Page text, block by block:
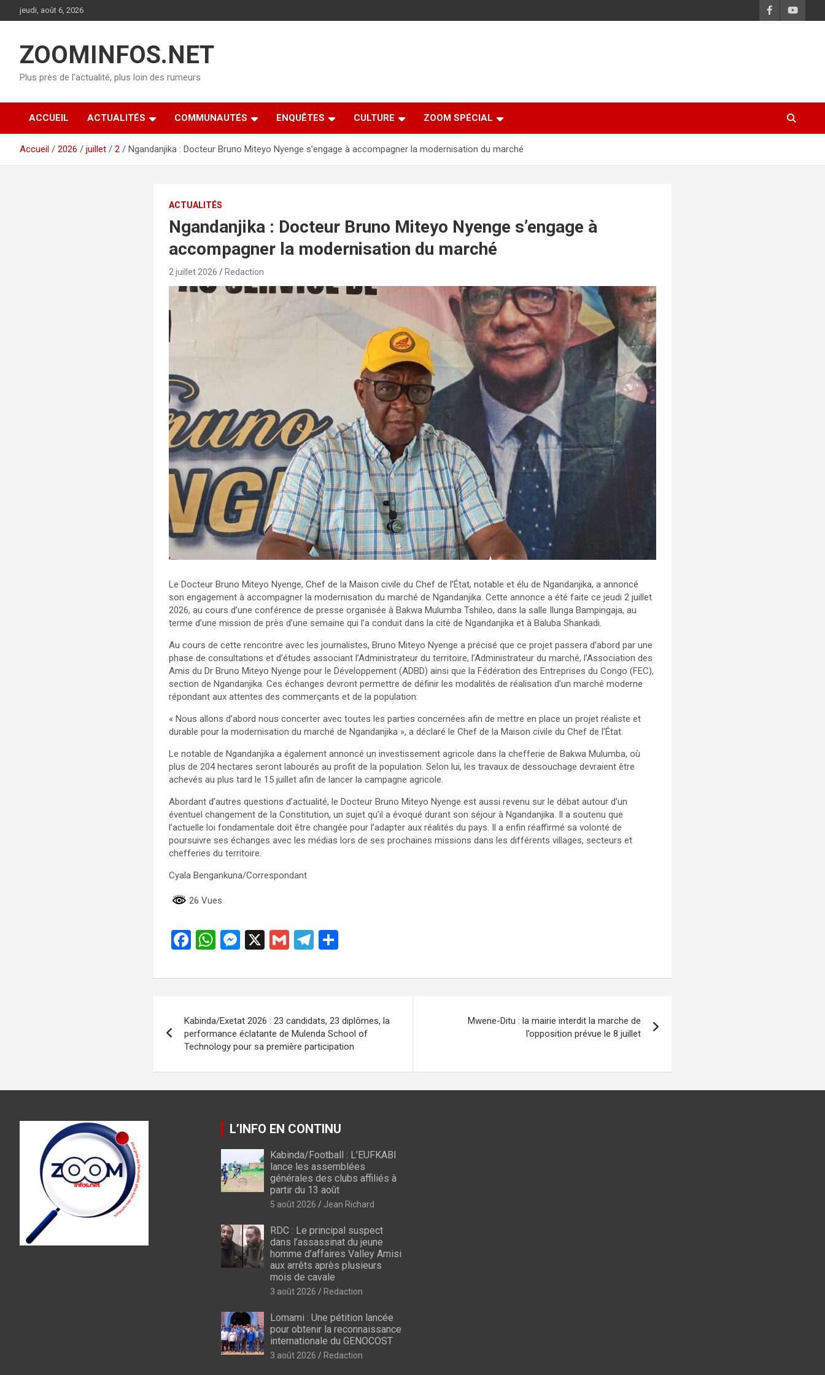
au
jeudi, août 6, 2026
ZOOMINFOS.NET
Plus près de l’actualité, plus loin des rumeurs
ACCUEIL ACTUALITÉS COMMUNAUTÉS ENQUÊTES CULTURE ZOOM SPÉCIAL
Accueil 2026 juillet 2 Ngandanjika : Docteur Bruno Miteyo Nyenge s’engage à accompagner la modernisation du marché
ACTUALITÉS
Ngandanjika : Docteur Bruno Miteyo Nyenge s’engage à
accompagner la modernisation du marché
2 juillet 2026 Redaction
Le Docteur Bruno Miteyo Nyenge, Chef de la Maison civile du Chef de l’État, notable et élu de Ngandanjika, a annoncé
son engagement à accompagner la modernisation du marché de Ngandanjika. Cette annonce a été faite ce jeudi 2 juillet
2026, au cours d’une conférence de presse organisée à Bakwa Mulumba Tshileo, dans la salle Ilunga Bampingaja, au
terme d’une mission de près d’une semaine qui l’a conduit dans la cité de Ngandanjika et à Baluba Shankadi.
Au cours de cette rencontre avec les journalistes, Bruno Miteyo Nyenge a précisé que ce projet passera d’abord par une
phase de consultations et d’études associant l’Administrateur du territoire, l’Administrateur du marché, l’Association des
Amis du Dr Bruno Miteyo Nyenge pour le Développement (ADBD) ainsi que la Fédération des Entreprises du Congo (FEC),
section de Ngandanjika. Ces échanges devront permettre de définir les modalités de réalisation d’un marché moderne
répondant aux attentes des commerçants et de la population:
« Nous allons d’abord nous concerter avec toutes les parties concernées afin de mettre en place un projet réaliste et
durable pour la modernisation du marché de Ngandanjika », a déclaré le Chef de la Maison civile du Chef de l’État.
Le notable de Ngandanjika a également annoncé un investissement agricole dans la chefferie de Bakwa Mulumba, où
plus de 204 hectares seront labourés au profit de la population. Selon lui, les travaux de dessouchage devraient être
achevés au plus tard le 15 juillet afin de lancer la campagne agricole.
Abordant d’autres questions d’actualité, le Docteur Bruno Miteyo Nyenge est aussi revenu sur le débat autour d’un
éventuel changement de la Constitution, un sujet qu’il a évoqué durant son séjour à Ngandanjika. Il a soutenu que
l’actuelle loi fondamentale doit être changée pour l’adapter aux réalités du pays. Il a enfin réaffirmé sa volonté de
poursuivre ses échanges avec les médias lors de ses prochaines missions dans les différents villages, secteurs et
chefferies du territoire.
Cyala Bengankuna/Correspondant
26 Vues
F
ce
o
o
k
W
at
A
p
p
M
se
g
er
X
G
ail
T
e
a
m
ta
er
de
Kabinda/Exetat 2026 : 23 candidats, 23 diplômes, la
performance éclatante de Mulenda School of
Technology pour sa première participation
Mwene-Ditu : la mairie interdit la marche de
l’opposition prévue le 8 juillet
L’INFO EN CONTINU
Kabinda/Football : L’EUFKABI
lance les assemblées
générales des clubs affiliés à
partir du 13 août
5 août 2026 Jean Richard
RDC : Le principal suspect
dans l’assassinat du jeune
homme d’affaires Valley Amisi
aux arrêts après plusieurs
mois de cavale
3 août 2026 Redaction
Lomami : Une pétition lancée
pour obtenir la reconnaissance
internationale du GENOCOST
3 août 2026 Redaction